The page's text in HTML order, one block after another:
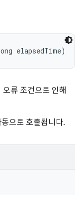
elapsedTime)
류 조건으로 인해
으로 호출됩니다.